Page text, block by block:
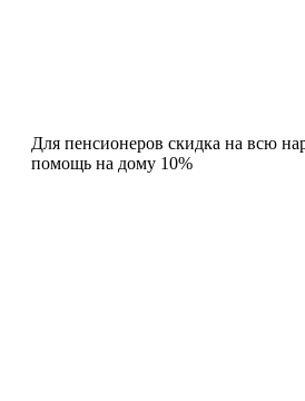
Для пенсионеров скидка на всю
помощь на дому 10%